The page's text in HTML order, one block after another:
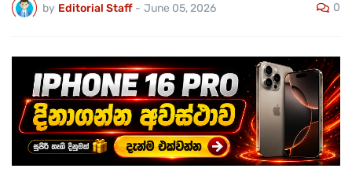
by Editorial Staff - June 05, 2026 0